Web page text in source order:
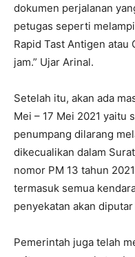
dokumen perjalanan
petugas seperti
Rapid Tast Antigen atau
jam.” Ujar Arinal.
Setelah itu, akan ada
Mei – 17 Mei 2021 yaitu
penumpang dilarang
dikecualikan dalam
nomor PM 13 tahun
termasuk semua
penyekatan akan
Pemerintah juga telah